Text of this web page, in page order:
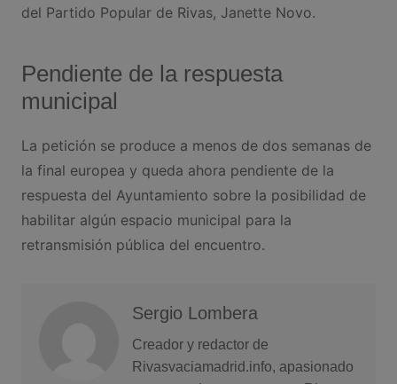
del Partido Popular de Rivas, Janette Novo.
Pendiente de la respuesta
municipal
La petición se produce a menos de dos semanas de
la final europea y queda ahora pendiente de la
respuesta del Ayuntamiento sobre la posibilidad de
habilitar algún espacio municipal para la
retransmisión pública del encuentro.
Sergio Lombera
Creador y redactor de
Rivasvaciamadrid.info, apasionado